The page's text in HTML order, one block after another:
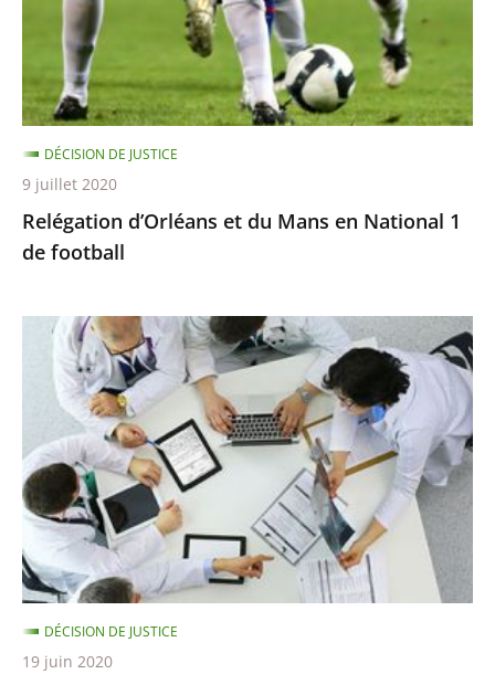
National
de
football
Relégation d’Orléans et du Mans en National 1
de football
DÉCISION DE JUSTICE
9 juillet 2020
Plateforme
Health
Data
-
Décision
en
référé
du
19
juinDÉCISION DE JUSTICE
19 juin 2020